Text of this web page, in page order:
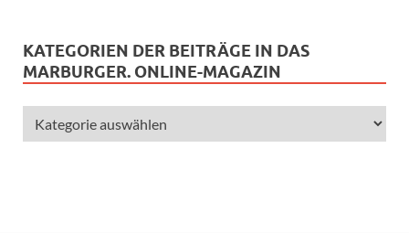
KATEGORIEN DER BEITRÄGE IN DAS
MARBURGER. ONLINE-MAGAZIN